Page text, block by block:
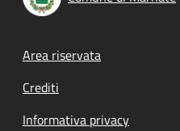
Footer menu
Area riservata
Crediti
Informativa privacy